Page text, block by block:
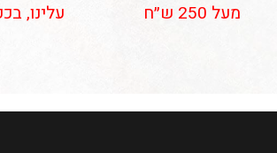
מעל 250 ש״ח
עלינו,